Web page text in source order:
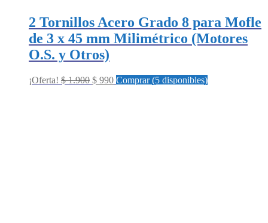
2 Tornillos Acero Grado 8 para Mofle
de 3 x 45 mm Milimétrico (Motores
O.S. y Otros)
¡Oferta! $1.900 Original
$ 990Current
Comprar (5 disponibles)